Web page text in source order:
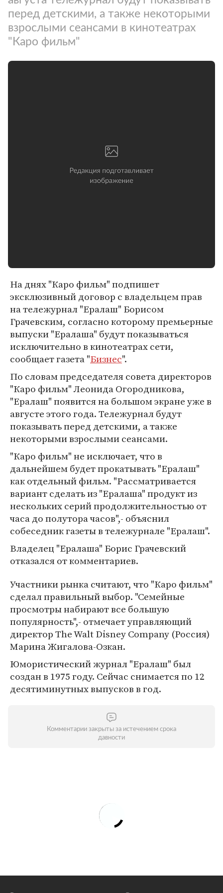
перед детскими, а также некоторыми
взрослыми сеансами в кинотеатрах
"Каро фильм"
На днях "Каро фильм" подпишет
эксклюзивный договор с владельцем прав
на тележурнал "Ералаш" Борисом
Грачевским, согласно которому премьерные
выпуски "Ералаша" будут показываться
исключительно в кинотеатрах сети,
сообщает газета "Бизнес".
По словам председателя совета директоров
"Каро фильм" Леонида Огородникова,
"Ералаш" появится на большом экране уже в
августе этого года. Тележурнал будут
показывать перед детскими, а также
некоторыми взрослыми сеансами.
"Каро фильм" не исключает, что в
дальнейшем будет прокатывать "Ералаш"
как отдельный фильм. "Рассматривается
вариант сделать из "Ералаша" продукт из
нескольких серий продолжительностью от
часа до полутора часов",- объяснил
собеседник газеты в тележурнале "Ералаш".
Владелец "Ералаша" Борис Грачевский
отказался от комментариев.
Участники рынка считают, что "Каро фильм"
сделал правильный выбор. "Семейные
просмотры набирают все большую
популярность",- отмечает управляющий
директор The Walt Disney Company (Россия)
Марина Жигалова-Озкан.
Юмористический журнал "Ералаш" был
создан в 1975 году. Сейчас снимается по 12
десятиминутных выпусков в год.
Комментарии закрыты за истечением срока
давности